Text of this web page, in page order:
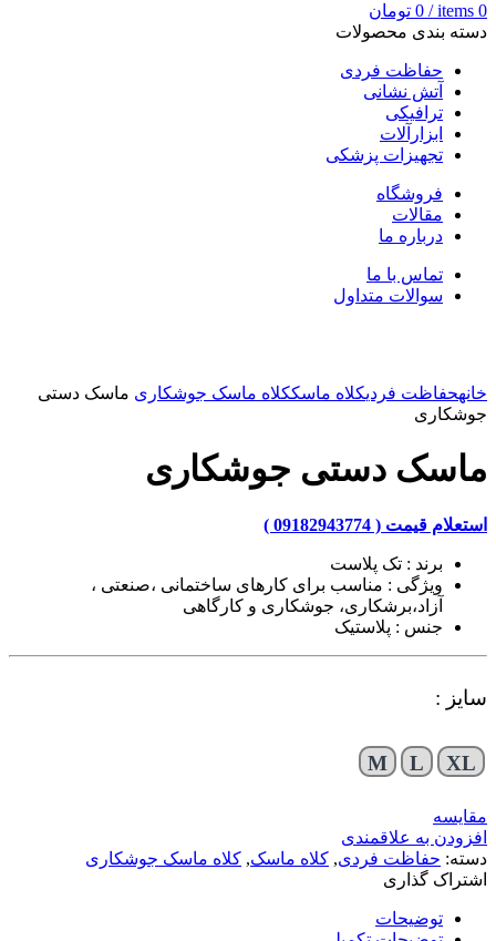
0
items
/
0 تومان
دسته بندی محصولات
حفاظت فردی
آتش نشانی
ترافیکی
ابزارآلات
تجهیزات پزشکی
فروشگاه
مقالات
درباره ما
تماس با ما
سوالات متداول
خانهحفاظت فردیکلاه ماسککلاه ماسک جوشکاری ماسک دستی
جوشکاری
ماسک دستی جوشکاری
استعلام قیمت ( 09182943774 )
برند : تک پلاست
ویژگی : مناسب برای کارهای ساختمانی ،صنعتی ،
آزاد،برشکاری، جوشکاری و کارگاهی
جنس : پلاستیک
سایز :
M L XL
مقایسه
افزودن به علاقمندی
دسته: حفاظت فردی, کلاه ماسک, کلاه ماسک جوشکاری
اشتراک گذاری
توضیحات